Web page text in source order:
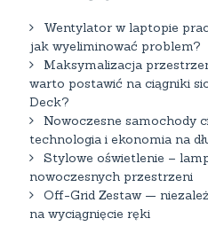
Wentylator w laptopie
jak wyeliminować problem?
Maksymalizacja
warto postawić na ciągniki
Deck?
Nowoczesne samochody
technologia i ekonomia na
Stylowe oświetlenie –
nowoczesnych przestrzeni
Off-Grid Zestaw —
na wyciągnięcie ręki